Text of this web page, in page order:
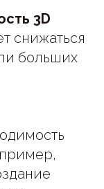
3D
снижаться
больших